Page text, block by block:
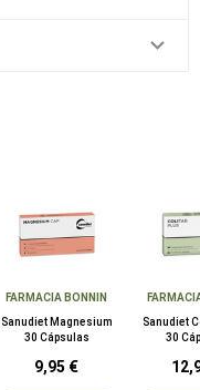
FARMACIA BONNIN
Sanudiet Magnesium
30 Cápsulas
9,95 €
Sanudiet
30